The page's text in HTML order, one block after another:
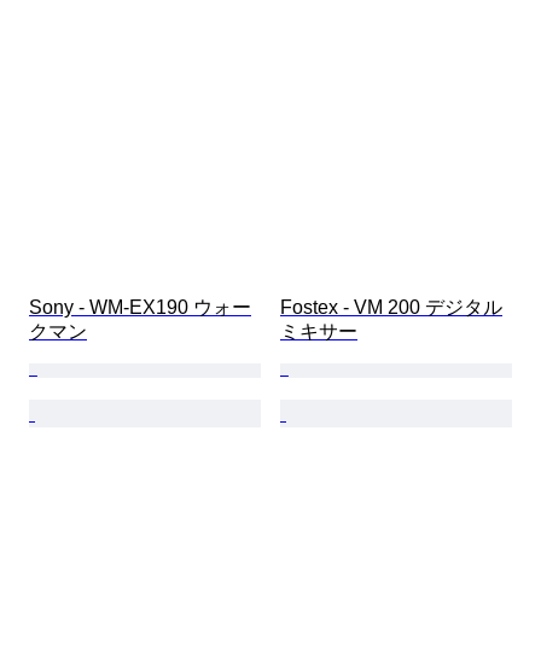
Sony - WM-EX190 ウォー
クマン
Fostex - VM 200 デジタル
ミキサー